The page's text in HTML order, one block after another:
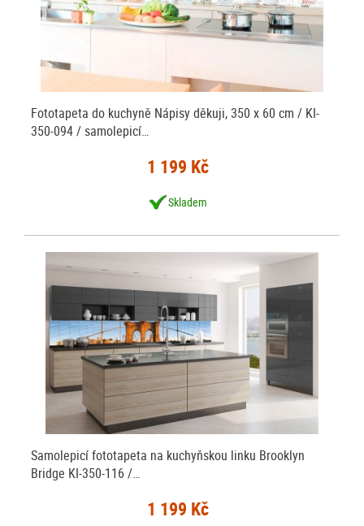
Fototapeta do kuchyně Nápisy děkuji, 350 x 60 cm / KI-
350-094 / samolepicí…
1 199 Kč
Skladem
Samolepicí fototapeta na kuchyňskou linku Brooklyn
Bridge KI-350-116 /…
1 199 Kč